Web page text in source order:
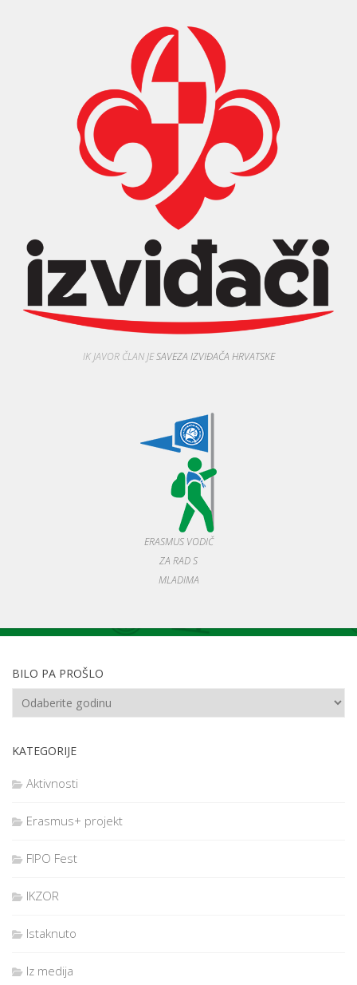
IK JAVOR ČLAN JESAVEZA IZVIĐAČA HRVATSKE
ERASMUS VODIČ
ZA RAD S
MLADIMA
BILO PA PROŠLO
KATEGORIJE
Aktivnosti
Erasmus+ projekt
FIPO Fest
IKZOR
Istaknuto
Iz medija